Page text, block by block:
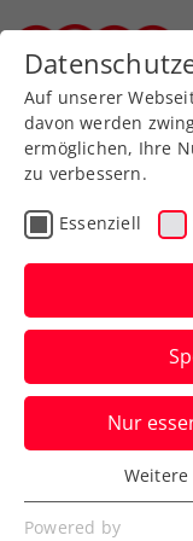
Zurück zur
Turniere
ATP
trotz
Das ÖTV-
Hauptstadt
Masters-
Verfasst von:
Auf unserer
davon werden
ermöglichen, Ihre
zu verbessern.
Essenziell
Nur
Essenziell
Essenzielle
Powered by